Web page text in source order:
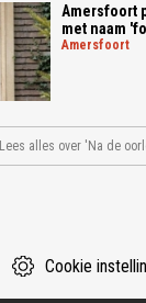
Amersfoort
met naam
amersfoort
Lees alles over 'Na de
Cookie